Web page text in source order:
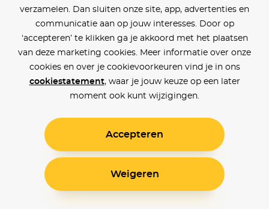
verzamelen. Dan sluiten onze site, app, advertenties en
communicatie aan op jouw interesses. Door op
‘accepteren’ te klikken ga je akkoord met het plaatsen
van deze marketing cookies. Meer informatie over onze
cookies en over je cookievoorkeuren vind je in ons
cookiestatement, waar je jouw keuze op een later
moment ook kunt wijzigingen.
Accepteren
Weigeren